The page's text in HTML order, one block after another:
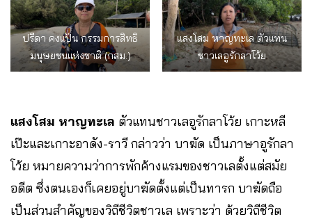
ปรีดา คงแป้น กรรมการสิทธิ
มนุษยชนแห่งชาติ (กสม.)
แสงโสม หาญทะเล ตัวแทน
ชาวเลอูรักลาโว้ย
แสงโสม หาญทะเล ตัวแทนชาวเลอูรักลาโว้ย เกาะหลี
เป๊ะและเกาะอาดัง-ราวี กล่าวว่า บาฆัด เป็นภาษาอูรักลา
โว้ย หมายความว่าการพักค้างแรมของชาวเลตั้งแต่สมัย
อดีต ซึ่งตนเองก็เคยอยู่บาฆัดตั้งแต่เป็นทารก บาฆัดถือ
เป็นส่วนสำคัญของวิถีชีวิตชาวเล เพราะว่า ด้วยวิถีชีวิต